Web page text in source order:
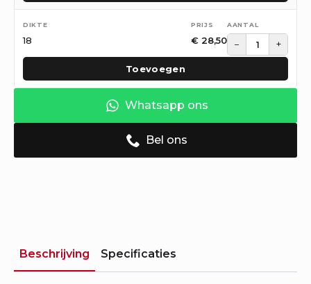
18 € 28,50 − +
Toevoegen
Whatsapp ons
Bel ons
Beschrijving Specificaties